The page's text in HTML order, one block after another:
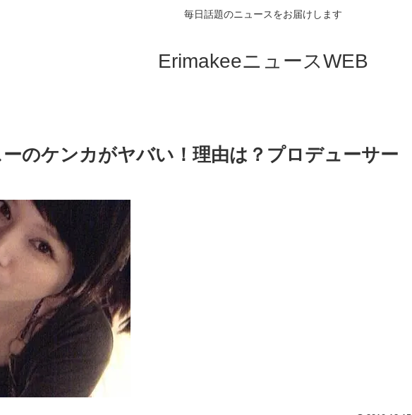
毎日話題のニュースをお届けします
ErimakeeニュースWEB
のケンカがヤバい！理由は？プロデューサー